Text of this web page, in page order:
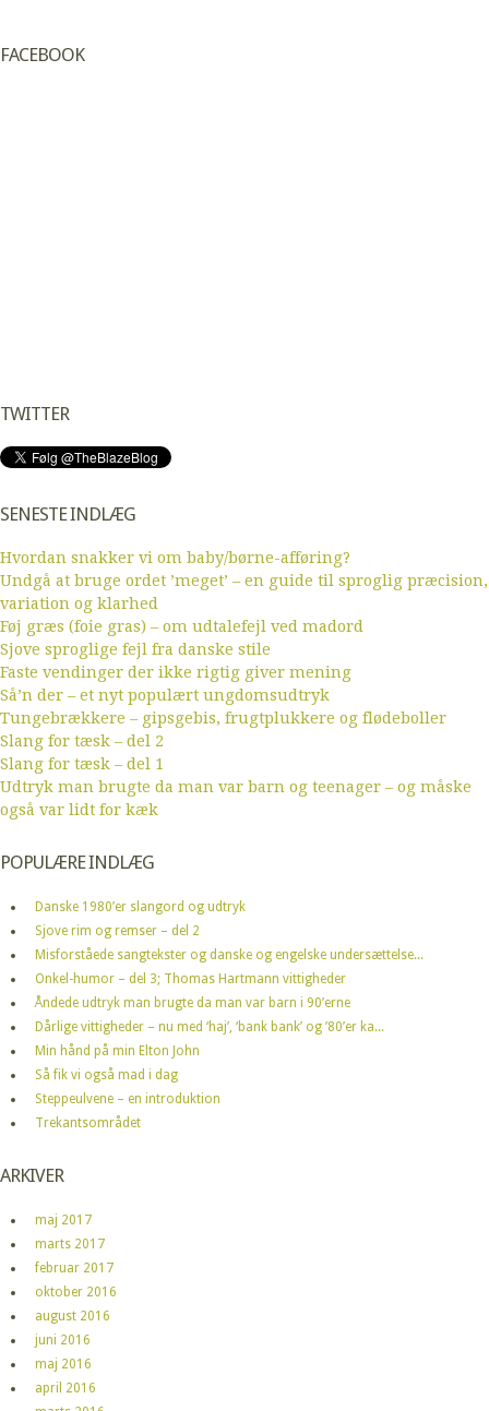
FACEBOOK
TWITTER
SENESTE INDLÆG
Hvordan snakker vi om baby/børne-afføring?
Undgå at bruge ordet ’meget’ – en guide til sproglig præcision,
variation og klarhed
Føj græs (foie gras) – om udtalefejl ved madord
Sjove sproglige fejl fra danske stile
Faste vendinger der ikke rigtig giver mening
Så’n der – et nyt populært ungdomsudtryk
Tungebrækkere – gipsgebis, frugtplukkere og flødeboller
Slang for tæsk – del 2
Slang for tæsk – del 1
Udtryk man brugte da man var barn og teenager – og måske
også var lidt for kæk
POPULÆRE INDLÆG
Danske 1980’er slangord og udtryk
Sjove rim og remser – del 2
Misforståede sangtekster og danske og engelske undersættelse...
Onkel-humor – del 3; Thomas Hartmann vittigheder
Åndede udtryk man brugte da man var barn i 90’erne
Dårlige vittigheder – nu med ‘haj’, ‘bank bank’ og ’80’er ka...
Min hånd på min Elton John
Så fik vi også mad i dag
Steppeulvene – en introduktion
Trekantsområdet
ARKIVER
maj 2017
marts 2017
februar 2017
oktober 2016
august 2016
juni 2016
maj 2016
april 2016